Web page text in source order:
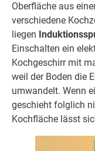
Oberfläche aus
verschiedene
liegen
Einschalten ein
Kochgeschirr mit
weil der Boden die
umwandelt. Wenn
geschieht folglich
Kochfläche lässt